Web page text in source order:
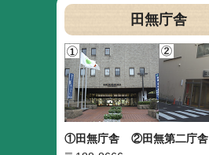
田無庁舎
①田無庁舎
②田無第二庁舎